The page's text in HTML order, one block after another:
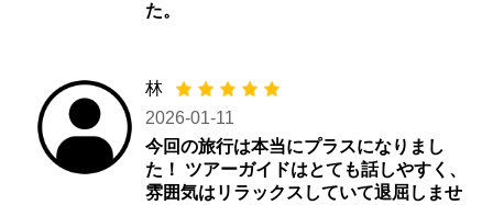
た。
林
2026-01-11
今回の旅行は本当にプラスになりまし
た！ ツアーガイドはとても話しやすく、
雰囲気はリラックスしていて退屈しませ